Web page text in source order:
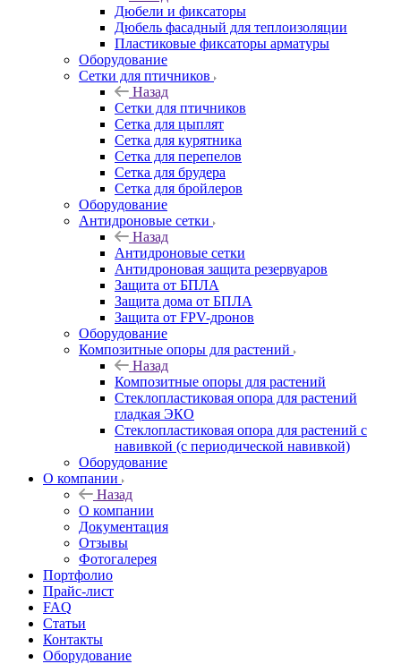
Дюбели и фиксаторы
Дюбель фасадный для теплоизоляции
Пластиковые фиксаторы арматуры
Оборудование
Сетки для птичников
Назад
Сетки для птичников
Сетка для цыплят
Сетка для курятника
Сетка для перепелов
Сетка для брудера
Сетка для бройлеров
Оборудование
Антидроновые сетки
Назад
Антидроновые сетки
Антидроновая защита резервуаров
Защита от БПЛА
Защита дома от БПЛА
Защита от FPV-дронов
Оборудование
Композитные опоры для растений
Назад
Композитные опоры для растений
Стеклопластиковая опора для растений
гладкая ЭКО
Стеклопластиковая опора для растений с
навивкой (с периодической навивкой)
Оборудование
О компании
Назад
О компании
Документация
Отзывы
Фотогалерея
Портфолио
Прайс-лист
FAQ
Статьи
Контакты
Оборудование